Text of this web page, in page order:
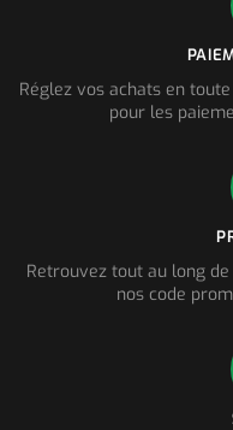
Réglez vos achats en
pour les
Retrouvez tout au long
nos code